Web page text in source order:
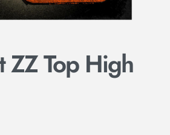
ZZ Top High